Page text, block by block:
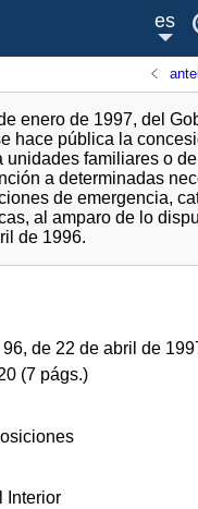
es
enero de 1997, del
hace pública la
unidades familiares o
a determinadas
de emergencia,
al amparo de lo
de 1996.
96, de 22 de abril de
(7 págs.)
Interior